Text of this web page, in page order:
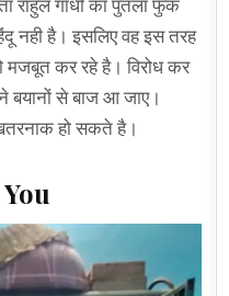
राहुल गांधी का पुतला फुक
नही है। इसलिए वह इस तरह
मजबूत कर रहे है। विरोध कर
बयानों से बाज आ जाए।
हो सकते है।